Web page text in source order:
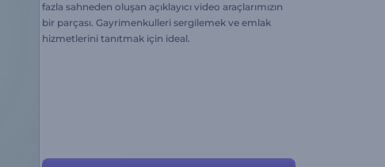
fazla sahneden oluşan açıklayıcı video araçlarımızın
bir parçası. Gayrimenkulleri sergilemek ve emlak
hizmetlerini tanıtmak için ideal.